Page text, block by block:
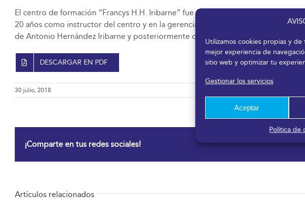
Utilizamos cookies propias y
mejor experiencia de
sitio web y optimizar tu
Gestionar los servicios
Aceptar
Política de
El centro de formación “Francys H.H. Iribarne” fue fundado por Clotilde
20 años como instructor del centro y en la gerencia por parte de Antonio
de Antonio Hernández Iribarne y posteriormente de Juan Manuel Hernández
DESCARGAR EN PDF
30 julio, 2018
¡Comparte en tus redes sociales!
Artículos relacionados